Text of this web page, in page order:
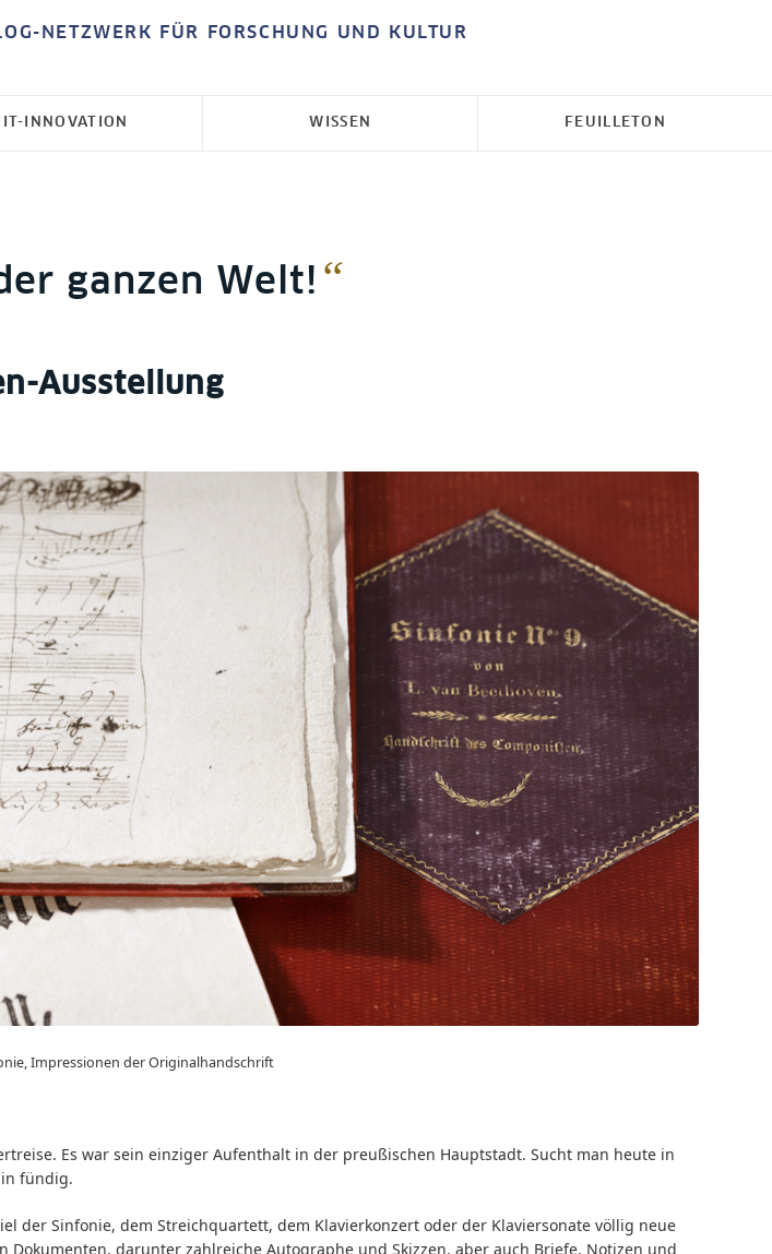
NETZWERK FÜR FORSCHUNG UND KULTUR
IT-INNOVATION WISSEN FEUILLETON
ganzen Welt! “
Ausstellung
Impressionen der Originalhandschrift
Es war sein einziger Aufenthalt in der preußischen Hauptstadt. Sucht man heute in
fündig.
der Sinfonie, dem Streichquartett, dem Klavierkonzert oder der Klaviersonate völlig neue
darunter zahlreiche Autographe und Skizzen, aber auch Briefe, Notizen und